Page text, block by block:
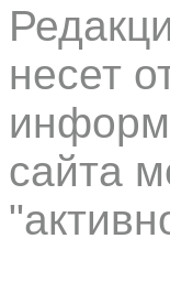
несет
сайта